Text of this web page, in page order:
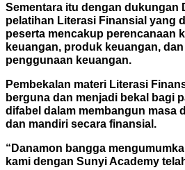
Sementara itu dengan dukungan
pelatihan Literasi Finansial yang
peserta mencakup perencanaan
keuangan, produk keuangan,
penggunaan keuangan.
Pembekalan materi Literasi
berguna dan menjadi bekal bagi
difabel dalam membangun masa
dan mandiri secara finansial.
“Danamon bangga
kami dengan Sunyi Academy